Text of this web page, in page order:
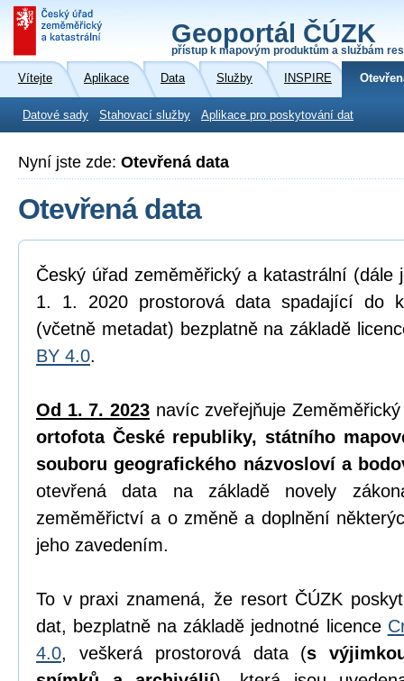
Geoportál ČÚZK
přístup k mapovým produktům a službám
Vítejte Aplikace Data Služby INSPIRE
Datové sady Stahovací služby Aplikace pro poskytování dat
Nyní jste zde: Otevřená data
Otevřená data
Český úřad zeměměřický a katastrální (dále
1. 1. 2020 prostorová data spadající do
(včetně metadat) bezplatně na základě
BY 4.0.
Od 1. 7. 2023 navíc zveřejňuje
ortofota České republiky, státního
souboru geografického názvosloví a
otevřená data na základě novely
zeměměřictví a o změně a doplnění
jeho zavedením.
To v praxi znamená, že resort ČÚZK
dat, bezplatně na základě jednotné licence
4.0, veškerá prostorová data (s